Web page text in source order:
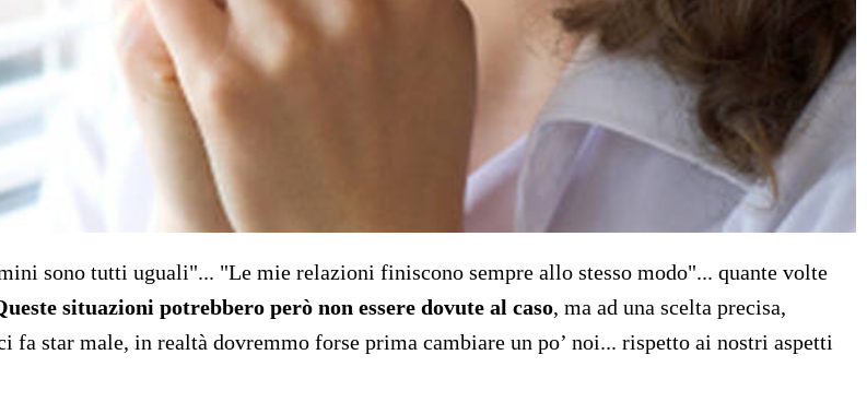
sono tutti uguali"... "Le mie relazioni finiscono sempre allo stesso modo"... quante volte
situazioni potrebbero però non essere dovute al caso, ma ad una scelta precisa,
star male, in realtà dovremmo forse prima cambiare un po’ noi... rispetto ai nostri aspetti